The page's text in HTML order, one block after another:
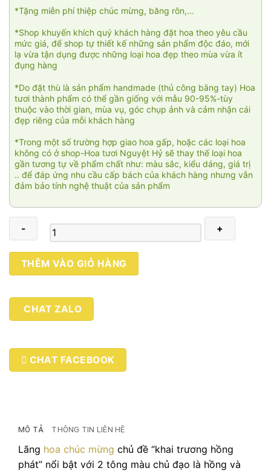
*Tặng miễn phí thiệp chúc mừng, băng rôn,...
*Shop khuyến khích quý khách hàng đặt hoa theo yêu cầu
mức giá, để shop tự thiết kế những sản phẩm độc đáo, mới
lạ vừa tận dụng được những loại hoa đẹp theo mùa vừa ít
đụng hàng
*Do đặt thù là sản phẩm handmade (thủ công bằng tay) Hoa
tươi thành phẩm có thể gần giống với mẫu 90-95%-tùy
thuộc vào thời gian, mùa vụ, góc chụp ảnh và cảm nhận cái
đẹp riêng của mỗi khách hàng
*Trong một số trường hợp giao hoa gấp, hoặc các loại hoa
không có ở shop-Hoa tươi Nguyệt Hỷ sẽ thay thế loại hoa
gần tương tự về phẩm chất như: màu sắc, kiểu dáng, giá trị
.. để đáp ứng nhu cầu cấp bách của khách hàng nhưng vẫn
đảm bảo tính nghệ thuật của sản phẩm
Hoa
khai
Sài
Gòn
lượng
THÊM VÀO GIỎ HÀNG
CHAT ZALO
CHAT FACEBOOK
MÔ TẢ THÔNG TIN LIÊN HỆ
Lãng hoa chúc mừng chủ đề “khai trương hồng
phát” nổi bật với 2 tông màu chủ đạo là hồng và